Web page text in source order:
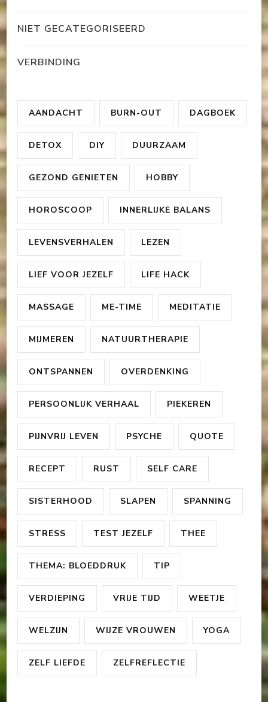
NIET GECATEGORISEERD
VERBINDING
AANDACHT BURN-OUT DAGBOEK
DETOX DIY DUURZAAM
GEZOND GENIETEN HOBBY
HOROSCOOP INNERLIJKE BALANS
LEVENSVERHALEN LEZEN
LIEF VOOR JEZELF LIFE HACK
MASSAGE ME-TIME MEDITATIE
MIJMEREN NATUURTHERAPIE
ONTSPANNEN OVERDENKING
PERSOONLIJK VERHAAL PIEKEREN
PIJNVRIJ LEVEN PSYCHE QUOTE
RECEPT RUST SELF CARE
SISTERHOOD SLAPEN SPANNING
STRESS TEST JEZELF THEE
THEMA: BLOEDDRUK TIP
VERDIEPING VRIJE TIJD WEETJE
WELZIJN WIJZE VROUWEN YOGA
ZELF LIEFDE ZELFREFLECTIE